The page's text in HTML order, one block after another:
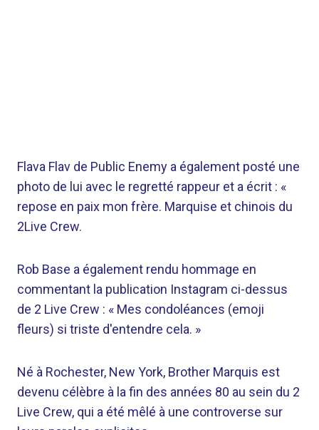
Flava Flav de Public Enemy a également posté une
photo de lui avec le regretté rappeur et a écrit : «
repose en paix mon frère. Marquise et chinois du
2Live Crew.
Rob Base a également rendu hommage en
commentant la publication Instagram ci-dessus
de 2 Live Crew : « Mes condoléances (emoji
fleurs) si triste d'entendre cela. »
Né à Rochester, New York, Brother Marquis est
devenu célèbre à la fin des années 80 au sein du 2
Live Crew, qui a été mêlé à une controverse sur